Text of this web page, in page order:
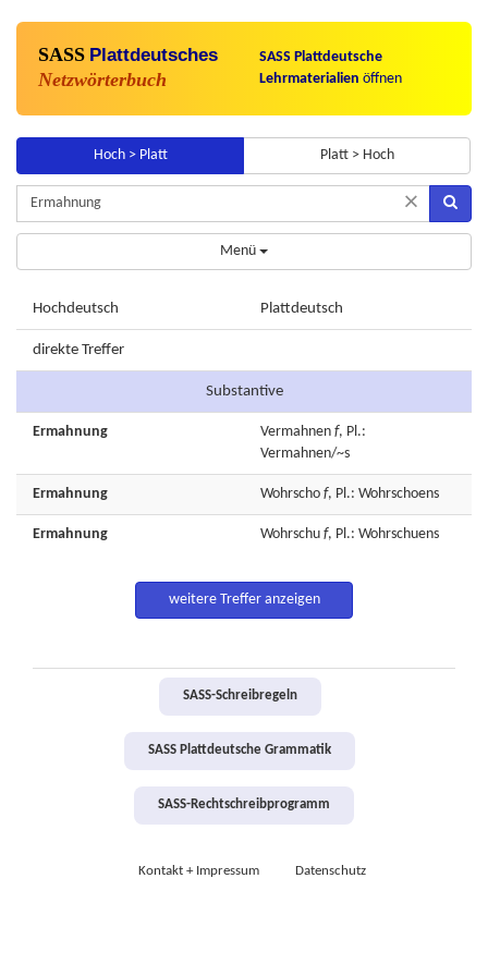
SASS Plattdeutsches
Netzwörterbuch
SASS Plattdeutsche
Lehrmaterialien öffnen
Hoch > Platt Platt > Hoch
×
Menü
Hochdeutsch Plattdeutsch
direkte Treffer
Substantive
Ermahnung Vermahnen f, Pl.:
Vermahnen/~s
Ermahnung Wohrscho f, Pl.: Wohrschoens
Ermahnung Wohrschu f, Pl.: Wohrschuens
weitere Treffer anzeigen
SASS-Schreibregeln
SASS Plattdeutsche Grammatik
SASS-Rechtschreibprogramm
Kontakt + Impressum Datenschutz